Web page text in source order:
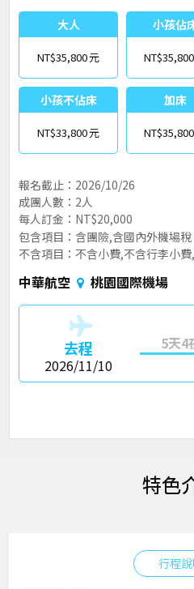
大人
NT$35,800
小孩佔
NT$35,800
小孩不佔床
NT$33,800
加床
NT$35,800
報名截止：2026/10/26
成團人數：2人
每人訂金：NT$20,000
包含項目：含團險,含國內外機場稅
不含項目：不含小費,不含行李小
中華航空 桃園國際機場
去程
2026/11/10
5天4
特色
行程